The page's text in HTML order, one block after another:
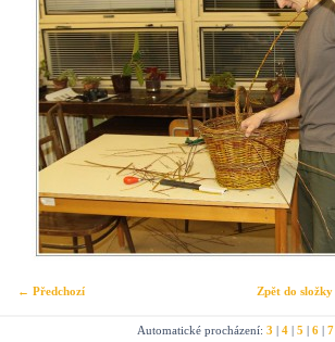
← Předchozí Zpět do složky
Automatické procházení: 3 | 4 | 5 | 6 | 7